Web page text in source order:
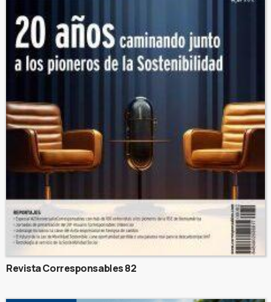
Revista Corresponsables 82